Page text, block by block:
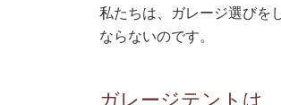
私たちは、ガレージ選びを
ならないのです。
ガレージテントは